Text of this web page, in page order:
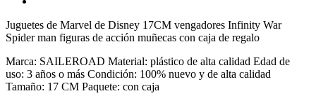
Juguetes de Marvel de Disney 17CM vengadores Infinity War
Spider man figuras de acción muñecas con caja de regalo
Marca: SAILEROAD Material: plástico de alta calidad Edad de
uso: 3 años o más Condición: 100% nuevo y de alta calidad
Tamaño: 17 CM Paquete: con caja